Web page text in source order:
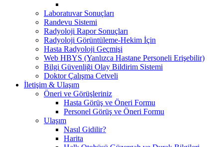
Laboratuvar Sonuçları
Randevu Sistemi
Radyoloji Rapor Sonuçları
Radyoloji Görüntüleme-Hekim İçin
Hasta Radyoloji Geçmişi
Web HBYS (Yanlızca Hastane Personeli Erişebilir)
Bilgi Güvenliği Olay Bildirim Sistemi
Doktor Çalışma Cetveli
İletişim & Ulaşım
Öneri ve Görüşleriniz
Hasta Görüş ve Öneri Formu
Personel Görüş ve Öneri Formu
Ulaşım
Nasıl Gidilir?
Harita